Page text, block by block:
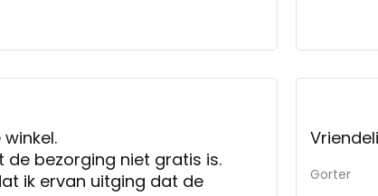
bezorging niet gratis is.
ik ervan uitging dat de
Gorter